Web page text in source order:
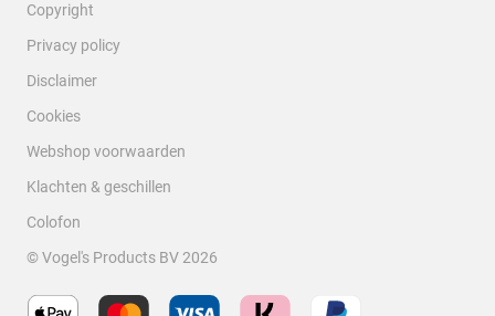
Copyright
Privacy policy
Disclaimer
Cookies
Webshop voorwaarden
Klachten & geschillen
Colofon
© Vogel's Products BV2026